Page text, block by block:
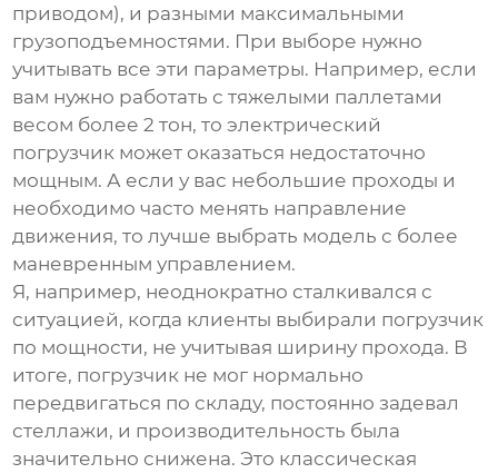
приводом), и разными максимальными
грузоподъемностями. При выборе нужно
учитывать все эти параметры. Например, если
вам нужно работать с тяжелыми паллетами
весом более 2 тон, то электрический
погрузчик может оказаться недостаточно
мощным. А если у вас небольшие проходы и
необходимо часто менять направление
движения, то лучше выбрать модель с более
маневренным управлением.
Я, например, неоднократно сталкивался с
ситуацией, когда клиенты выбирали погрузчик
по мощности, не учитывая ширину прохода. В
итоге, погрузчик не мог нормально
передвигаться по складу, постоянно задевал
стеллажи, и производительность была
значительно снижена. Это классическая